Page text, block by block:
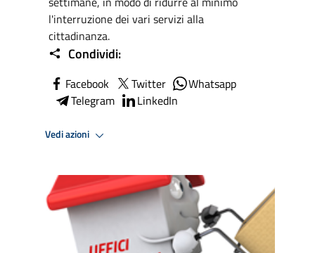
l'interruzione dei vari servizi alla
cittadinanza.
Condividi:
Facebook Twitter
Whatsapp
Telegram
LinkedIn
Vedi azioni